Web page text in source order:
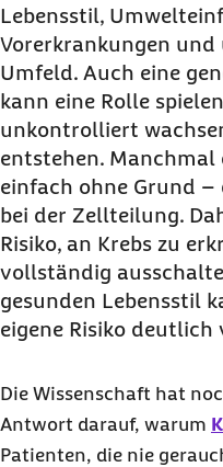
Können
eine Krebserkrankung
Wie hängen
Krebserkrankungen
Können psychische
Auswirkungen auf das
Plädoyer für die
Woher stammt unser
Krebsentstehung?
Lebensstil,
Vorerkrankungen
Umfeld. Auch eine
kann eine Rolle
unkontrolliert
entstehen. Manchmal
einfach ohne Grund
bei der Zellteilung.
Risiko, an Krebs zu
vollständig
gesunden Lebensstil
eigene Risiko deutlich
Die Wissenschaft hat
Antwort darauf, warum
Patienten, die nie